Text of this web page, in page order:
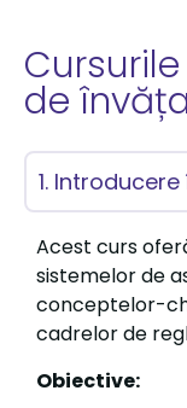
de
1.
Acest curs
sistemelor de
conceptelor-
cadrelor de
Obiective: